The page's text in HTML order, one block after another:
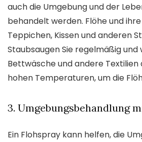
auch die Umgebung und der
behandelt werden. Flöhe und
Teppichen, Kissen und anderen
Staubsaugen Sie regelmäßig und
Bettwäsche und andere Textilien
hohen Temperaturen, um die
3. Umgebungsbehandlung
Ein Flohspray kann helfen, die